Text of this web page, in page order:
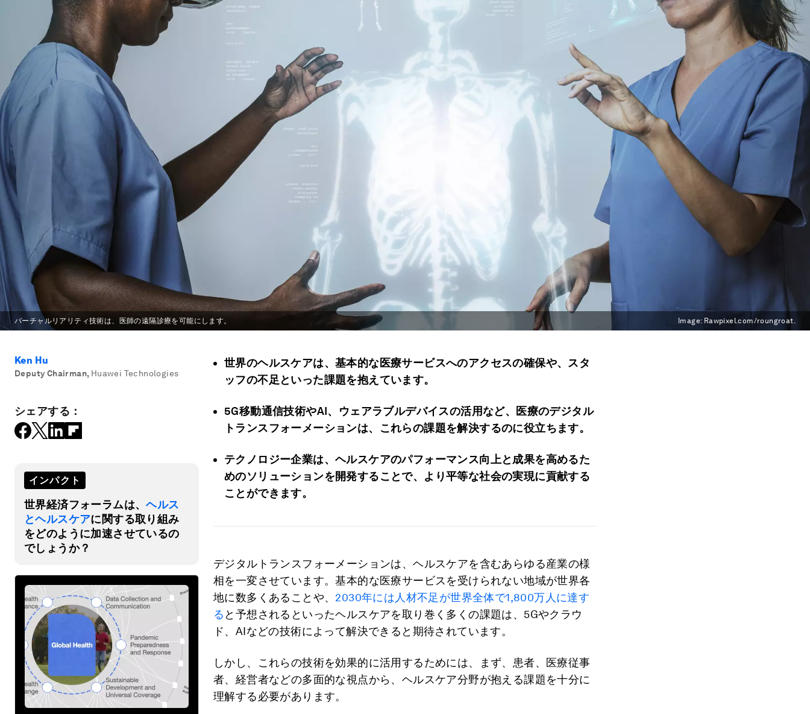
バーチャルリアリティ技術は、医師の遠隔診療を可能にします。 Image: Rawpixel.com/roungroat.
Ken Hu
Deputy Chairman, Huawei Technologies
シェアする：
インパクト
世界経済フォーラムは、ヘルス
とヘルスケアに関する取り組み
をどのように加速させているの
でしょうか？
世界のヘルスケアは、基本的な医療サービスへのアクセスの確保や、スタ
ッフの不足といった課題を抱えています。
5G移動通信技術やAI、ウェアラブルデバイスの活用など、医療のデジタル
トランスフォーメーションは、これらの課題を解決するのに役立ちます。
テクノロジー企業は、ヘルスケアのパフォーマンス向上と成果を高めるた
めのソリューションを開発することで、より平等な社会の実現に貢献する
ことができます。
デジタルトランスフォーメーションは、ヘルスケアを含むあらゆる産業の様
相を一変させています。基本的な医療サービスを受けられない地域が世界各
地に数多くあることや、 2030年には人材不足が世界全体で1,800万人に達す
る と予想されるといったヘルスケアを取り巻く多くの課題は、5Gやクラウ
ド、AIなどの技術によって解決できると期待されています。
しかし、これらの技術を効果的に活用するためには、まず、患者、医療従事
者、経営者などの多面的な視点から、ヘルスケア分野が抱える課題を十分に
理解する必要があります。